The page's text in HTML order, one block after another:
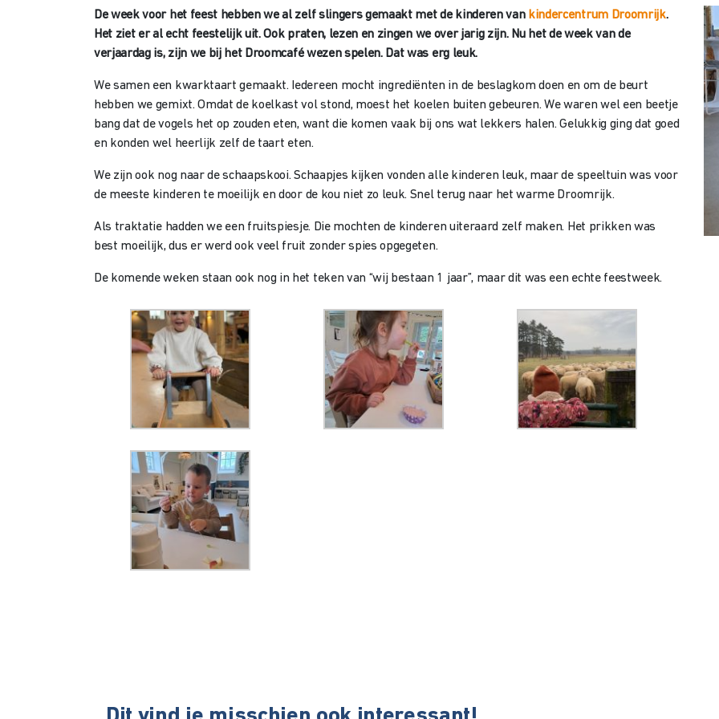
De week voor het feest hebben we al zelf slingers gemaakt met de kinderen van kindercentrum Droomrijk.
Het ziet er al echt feestelijk uit. Ook praten, lezen en zingen we over jarig zijn. Nu het de week van de
verjaardag is, zijn we bij het Droomcafé wezen spelen. Dat was erg leuk.
We samen een kwarktaart gemaakt. Iedereen mocht ingrediënten in de beslagkom doen en om de beurt
hebben we gemixt. Omdat de koelkast vol stond, moest het koelen buiten gebeuren. We waren wel een beetje
bang dat de vogels het op zouden eten, want die komen vaak bij ons wat lekkers halen. Gelukkig ging dat goed
en konden wel heerlijk zelf de taart eten.
We zijn ook nog naar de schaapskooi. Schaapjes kijken vonden alle kinderen leuk, maar de speeltuin was voor
de meeste kinderen te moeilijk en door de kou niet zo leuk. Snel terug naar het warme Droomrijk.
Als traktatie hadden we een fruitspiesje. Die mochten de kinderen uiteraard zelf maken. Het prikken was
best moeilijk, dus er werd ook veel fruit zonder spies opgegeten.
De komende weken staan ook nog in het teken van “wij bestaan 1 jaar”, maar dit was een echte feestweek.